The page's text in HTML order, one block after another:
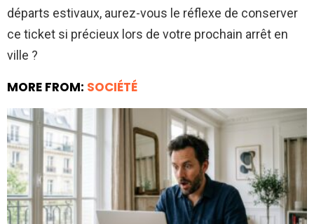
départs estivaux, aurez-vous le réflexe de conserver
ce ticket si précieux lors de votre prochain arrêt en
ville ?
MORE FROM: SOCIÉTÉ